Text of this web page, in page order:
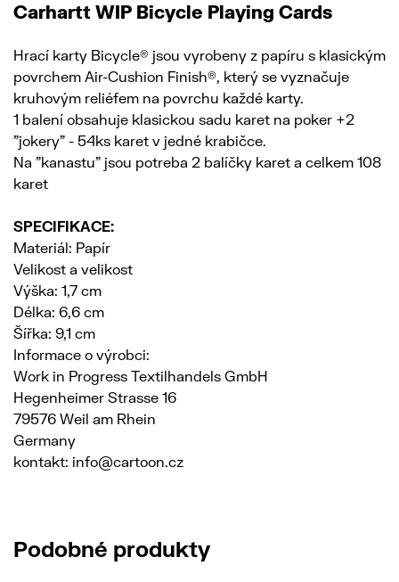
Carhartt WIP Bicycle Playing Cards
Hrací karty Bicycle® jsou vyrobeny z papíru s klasickým
povrchem Air-Cushion Finish®, který se vyznačuje
kruhovým reliéfem na povrchu každé karty.
1 balení obsahuje klasickou sadu karet na poker +2
"jokery" - 54ks karet v jedné krabičce.
Na "kanastu" jsou potreba 2 balíčky karet a celkem 108
karet
SPECIFIKACE:
Materiál: Papír
Velikost a velikost
Výška: 1,7 cm
Délka: 6,6 cm
Šířka: 9,1 cm
Informace o výrobci:
Work in Progress Textilhandels GmbH
Hegenheimer Strasse 16
79576 Weil am Rhein
Germany
kontakt: info@cartoon.cz
Podobné produkty